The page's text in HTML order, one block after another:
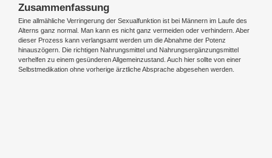
Zusammenfassung
Eine allmähliche Verringerung der Sexualfunktion ist bei Männern im Laufe des
Alterns ganz normal. Man kann es nicht ganz vermeiden oder verhindern. Aber
dieser Prozess kann verlangsamt werden um die Abnahme der Potenz
hinauszögern. Die richtigen Nahrungsmittel und Nahrungsergänzungsmittel
verhelfen zu einem gesünderen Allgemeinzustand. Auch hier sollte von einer
Selbstmedikation ohne vorherige ärztliche Absprache abgesehen werden.